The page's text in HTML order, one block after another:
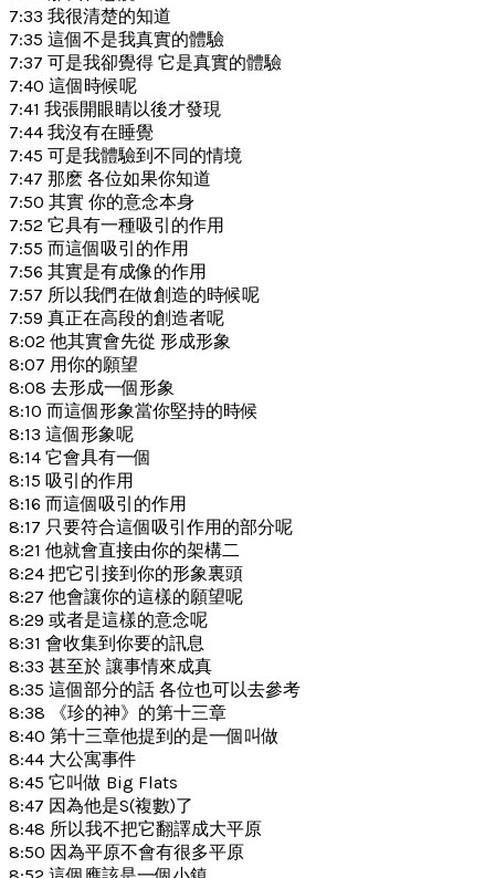
7:33 我很清楚的知道
7:35 這個不是我真實的體驗
7:37 可是我卻覺得 它是真實的體驗
7:40 這個時候呢
7:41 我張開眼睛以後才發現
7:44 我沒有在睡覺
7:45 可是我體驗到不同的情境
7:47 那麽 各位如果你知道
7:50 其實 你的意念本身
7:52 它具有一種吸引的作用
7:55 而這個吸引的作用
7:56 其實是有成像的作用
7:57 所以我們在做創造的時候呢
7:59 真正在高段的創造者呢
8:02 他其實會先從 形成形象
8:07 用你的願望
8:08 去形成一個形象
8:10 而這個形象當你堅持的時候
8:13 這個形象呢
8:14 它會具有一個
8:15 吸引的作用
8:16 而這個吸引的作用
8:17 只要符合這個吸引作用的部分呢
8:21 他就會直接由你的架構二
8:24 把它引接到你的形象裏頭
8:27 他會讓你的這樣的願望呢
8:29 或者是這樣的意念呢
8:31 會收集到你要的訊息
8:33 甚至於 讓事情來成真
8:35 這個部分的話 各位也可以去參考
8:38 《珍的神》的第十三章
8:40 第十三章他提到的是一個叫做
8:44 大公寓事件
8:45 它叫做 Big Flats
8:47 因為他是S(複數)了
8:48 所以我不把它翻譯成大平原
8:50 因為平原不會有很多平原